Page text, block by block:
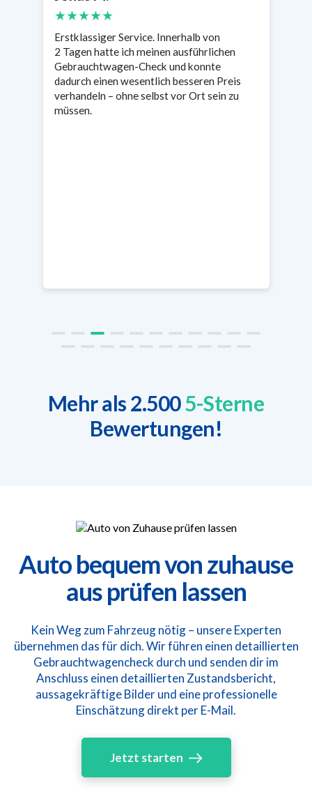
★★★★★
Sehr professionell – Termin extrem schnell,
was wichtig war, weil der Wagen nur zwei
Tage reserviert war. Das Gutachten half mir
enorm bei der Entscheidung. Sehr zufrieden.
Mehr als 2.5005-Sterne
Bewertungen!
Auto bequem von zuhause
aus prüfen lassen
Kein Weg zum Fahrzeug nötig – unsere Experten
übernehmen das für dich. Wir führen einen detaillierten
Gebrauchtwagencheck durch und senden dir im
Anschluss einen detaillierten Zustandsbericht,
aussagekräftige Bilder und eine professionelle
Einschätzung direkt per E-Mail.
Jetzt starten